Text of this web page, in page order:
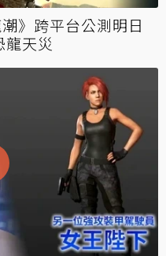
》跨平台公測明日
龍天災